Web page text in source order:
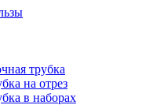
трубка
на отрез
в наборах